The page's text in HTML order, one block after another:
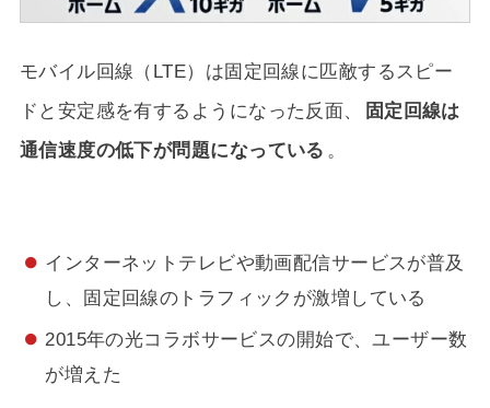
モバイル回線（LTE）は固定回線に匹敵するスピー
ドと安定感を有するようになった反面、
固定回線は
通信速度の低下が問題になっている 。
インターネットテレビや動画配信サービスが普及
し、固定回線のトラフィックが激増している
2015年の光コラボサービスの開始で、ユーザー数
が増えた